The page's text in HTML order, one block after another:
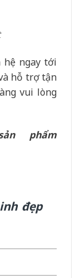
hệ ngay tới
hỗ trợ tận
vui lòng
phẩm
đẹp